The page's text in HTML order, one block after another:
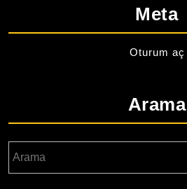
Meta
Oturum aç
Arama